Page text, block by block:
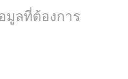
มูลที่ต้องการ